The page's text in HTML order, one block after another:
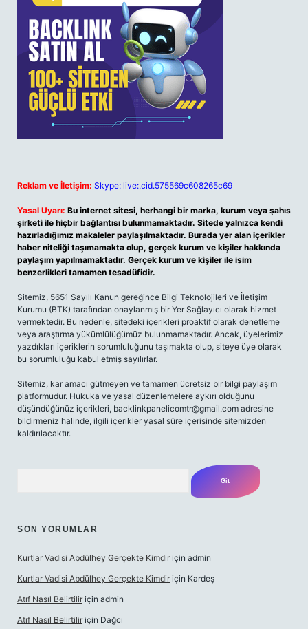
Reklam ve İletişim: Skype: live:.cid.575569c608265c69
Yasal Uyarı: Bu internet sitesi, herhangi bir marka, kurum veya şahıs
şirketi ile hiçbir bağlantısı bulunmamaktadır. Sitede yalnızca kendi
hazırladığımız makaleler paylaşılmaktadır. Burada yer alan içerikler
haber niteliği taşımamakta olup, gerçek kurum ve kişiler hakkında
paylaşım yapılmamaktadır. Gerçek kurum ve kişiler ile isim
benzerlikleri tamamen tesadüfidir.
Sitemiz, 5651 Sayılı Kanun gereğince Bilgi Teknolojileri ve İletişim
Kurumu (BTK) tarafından onaylanmış bir Yer Sağlayıcı olarak hizmet
vermektedir. Bu nedenle, sitedeki içerikleri proaktif olarak denetleme
veya araştırma yükümlülüğümüz bulunmamaktadır. Ancak, üyelerimiz
yazdıkları içeriklerin sorumluluğunu taşımakta olup, siteye üye olarak
bu sorumluluğu kabul etmiş sayılırlar.
Sitemiz, kar amacı gütmeyen ve tamamen ücretsiz bir bilgi paylaşım
platformudur. Hukuka ve yasal düzenlemelere aykırı olduğunu
düşündüğünüz içerikleri, backlinkpanelicomtr@gmail.com adresine
bildirmeniz halinde, ilgili içerikler yasal süre içerisinde sitemizden
kaldırılacaktır.
SON YORUMLAR
Kurtlar Vadisi Abdülhey Gerçekte Kimdir için admin
Kurtlar Vadisi Abdülhey Gerçekte Kimdir için Kardeş
Atıf Nasıl Belirtilir için admin
Atıf Nasıl Belirtilir için Dağcı